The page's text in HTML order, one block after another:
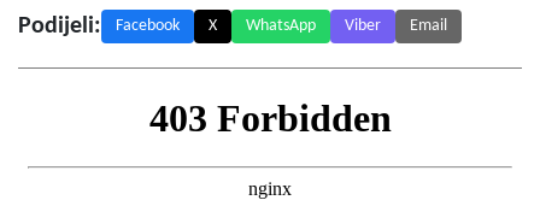
Podijeli: Facebook X WhatsApp Viber Email